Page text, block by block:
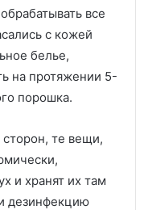
все
с кожей
белье,
на протяжении 5-
порошка.
те вещи,
и хранят их там
дезинфекцию